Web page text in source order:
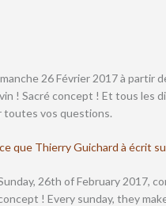
26 Février 2017 à partir
! Sacré concept ! Et tous les
toutes vos questions.
que Thierry Guichard à écrit
26th of February 2017,
! Every sunday, they